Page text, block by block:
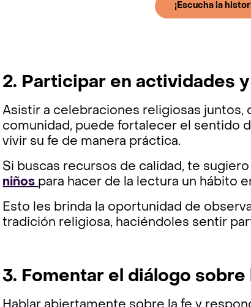
¡Escucha la
2. Participar en actividades
Asistir a celebraciones religiosas juntos,
comunidad, puede fortalecer el sentido
vivir su fe de manera práctica.
Si buscas recursos de calidad, te
niños para hacer de la lectura un hábito
Esto les brinda la oportunidad de
tradición religiosa, haciéndoles sentir
3. Fomentar el diálogo sobre